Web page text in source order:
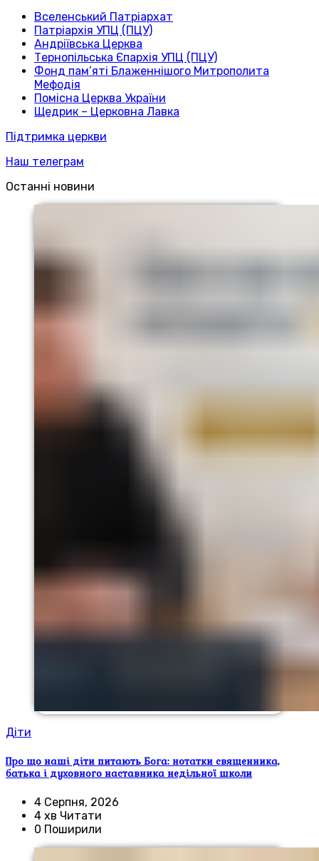
Вселенський Патріархат
Патріархія УПЦ (ПЦУ)
Андріївська Церква
Тернопільська Єпархія УПЦ (ПЦУ)
Фонд пам’яті Блаженнішого Митрополита
Мефодія
Помісна Церква України
Щедрик – Церковна Лавка
Підтримка церкви
Наш телеграм
Останні новини
Діти
Про що наші діти питають Бога: нотатки священника,
батька і духовного наставника недільної школи
4 Серпня, 2026
4 хв Читати
0 Поширили